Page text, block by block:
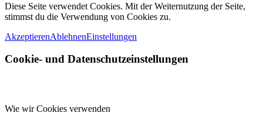
Diese Seite verwendet Cookies. Mit der Weiternutzung der Seite,
stimmst du die Verwendung von Cookies zu.
AkzeptierenAblehnenEinstellungen
Cookie- und Datenschutzeinstellungen
Wie wir Cookies verwenden